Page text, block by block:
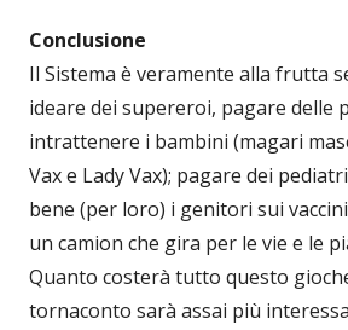
Conclusione
Il Sistema è veramente alla frutta
ideare dei supereroi, pagare delle
intrattenere i bambini (magari
Vax e Lady Vax); pagare dei
bene (per loro) i genitori sui
un camion che gira per le vie e le
Quanto costerà tutto questo
tornaconto sarà assai più